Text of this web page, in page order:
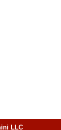
LLC